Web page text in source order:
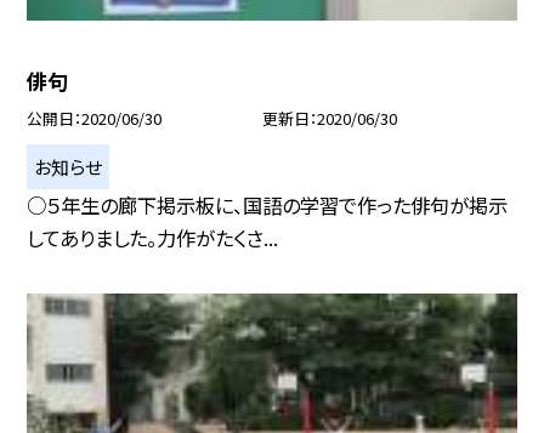
俳句
公開日 2020/06/30 更新日 2020/06/30
お知らせ
○５年生の廊下掲示板に、国語の学習で作った俳句が掲示
してありました。力作がたくさ...